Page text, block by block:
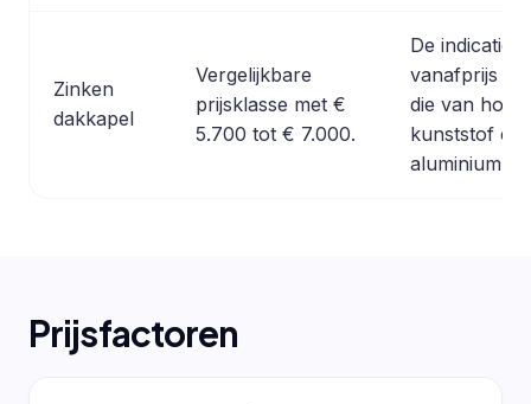
Zinken
dakkapel
Vergelijkbare
prijsklasse met €
5.700 tot € 7.000.
De
vanafprijs
die van hout,
kunststof en
aluminium.
Prijsfactoren